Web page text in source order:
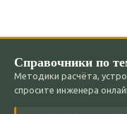
Справочники по
Методики расчёта,
спросите инженера